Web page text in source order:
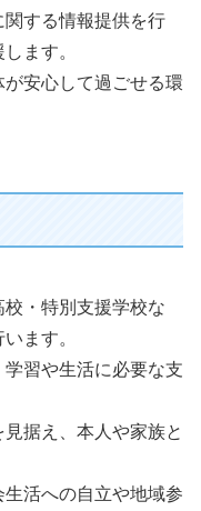
関する情報提供を行
ます。
が安心して過ごせる環
校・特別支援学校な
ます。
学習や生活に必要な支
据え、本人や家族と
生活への自立や地域参